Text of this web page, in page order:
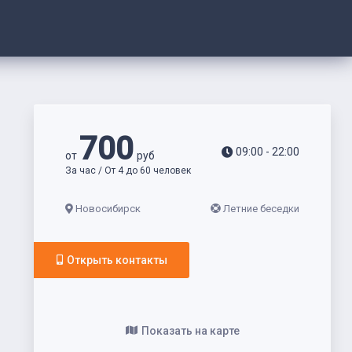
от 700руб
За час / От 4 до 60 человек
09:00 - 22:00
Новосибирск Летние беседки
Открыть контакты
Показать на карте